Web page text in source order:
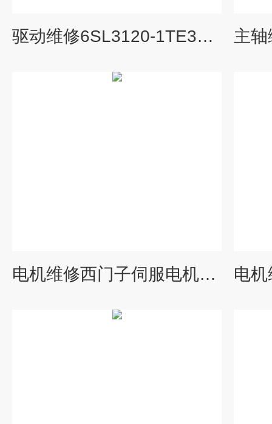
驱动维修6SL3120-1TE32-0AA3维修
电机维修西门子伺服电机系统惯性